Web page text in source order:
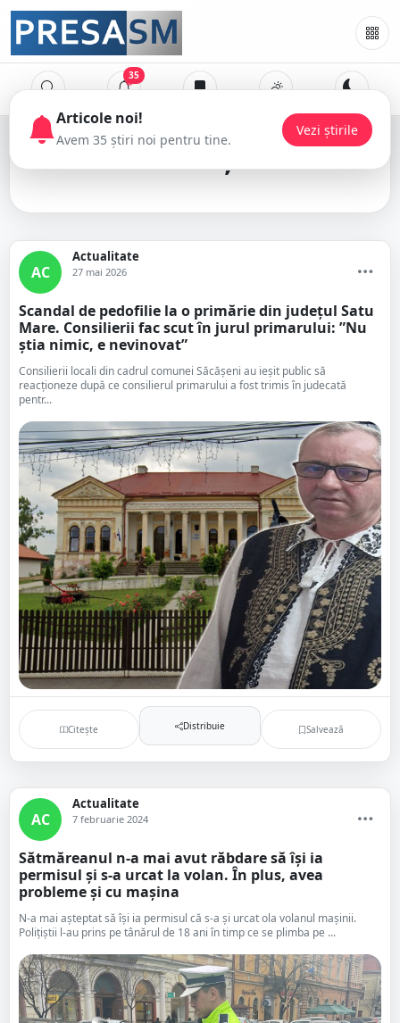
35
Săcășeni
AC
Actualitate
27 mai 2026
Scandal de pedofilie la o primărie din județul Satu
Mare. Consilierii fac scut în jurul primarului: ”Nu
știa nimic, e nevinovat”
Consilierii locali din cadrul comunei Săcășeni au ieșit public să
reacționeze după ce consilierul primarului a fost trimis în judecată
pentr...
Citește Distribuie Salvează
AC
Actualitate
7 februarie 2024
Sătmăreanul n-a mai avut răbdare să își ia
permisul și s-a urcat la volan. În plus, avea
probleme și cu mașina
N-a mai așteptat să își ia permisul că s-a și urcat ola volanul mașinii.
Polițiștii l-au prins pe tânărul de 18 ani în timp ce se plimba pe ...
Articole noi!
Avem 35 știri noi pentru tine.
Vezi știrile